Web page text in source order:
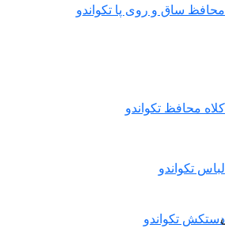
ساق و روی پا تکواندو
محافظ تکواندو
تکواندو
تکواندو